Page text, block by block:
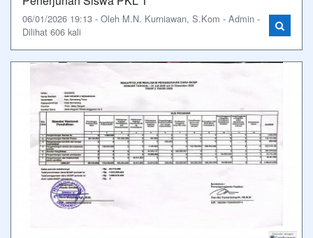
06/01/2026 19:13 - Oleh M.N. Kurniawan, S.Kom - Admin -
Dilihat 606 kali